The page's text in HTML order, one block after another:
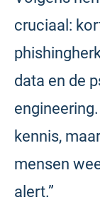
cruciaal:
data en de
kennis,
mensen
alert.”